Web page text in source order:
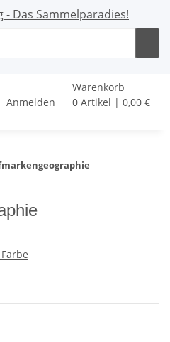
Anmelden
Warenkorb
0 Artikel | 0,00 €